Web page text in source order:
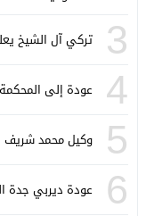
3 تركي آل الشيخ
4 عودة إلى
5 وكيل محمد شريف
6 عودة ديربي جدة